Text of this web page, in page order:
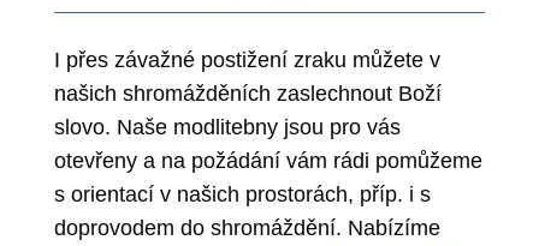
I přes závažné postižení zraku můžete v
našich shromážděních zaslechnout Boží
slovo. Naše modlitebny jsou pro vás
otevřeny a na požádání vám rádi pomůžeme
s orientací v našich prostorách, příp. i s
doprovodem do shromáždění. Nabízíme